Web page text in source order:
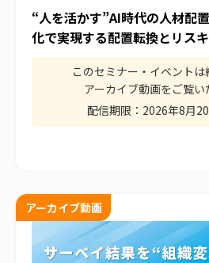
“人を活かす”AI時代の人材配
化で実現する配置転換とリス
このセミナー・イベントは
アーカイブ動画をご覧い
配信期限： 2026年8月
アーカイブ動画